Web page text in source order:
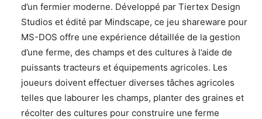
d’un fermier moderne. Développé par Tiertex Design
Studios et édité par Mindscape, ce jeu shareware pour
MS-DOS offre une expérience détaillée de la gestion
d’une ferme, des champs et des cultures à l’aide de
puissants tracteurs et équipements agricoles. Les
joueurs doivent effectuer diverses tâches agricoles
telles que labourer les champs, planter des graines et
récolter des cultures pour construire une ferme